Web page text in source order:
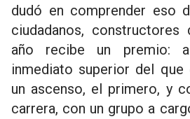
dudó en comprender eso
ciudadanos, constructores
año recibe un premio:
inmediato superior del que
un ascenso, el primero, y
carrera, con un grupo a